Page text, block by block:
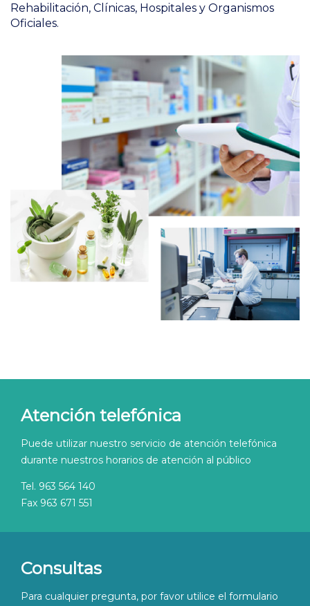
Rehabilitación, Clínicas, Hospitales y Organismos
Oficiales.
Atención telefónica
Puede utilizar nuestro servicio de atención telefónica
durante nuestros horarios de atención al público
Tel. 963 564 140
Fax 963 671 551
Consultas
Para cualquier pregunta, por favor utilice el formulario